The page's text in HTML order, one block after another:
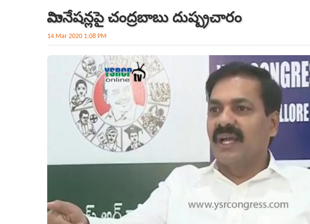
నామినేషన్లపై చంద్రబాబు దుష్ప్రచారం
14 Mar 2020 1:08 PM